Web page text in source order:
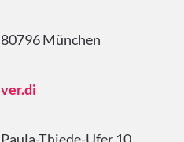
80796 München
ver.di